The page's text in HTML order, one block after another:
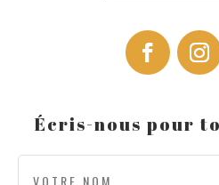
Écris-nous pour